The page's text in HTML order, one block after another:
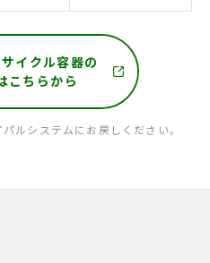
イクル容器の
こちらから
ルシステムにお戻しください。